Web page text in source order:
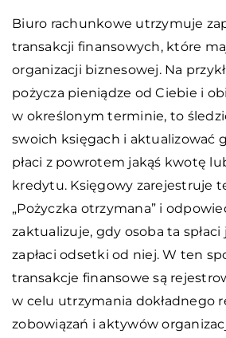
Biuro rachunkowe utrzymuje
transakcji finansowych, które
organizacji biznesowej. Na
pożycza pieniądze od Ciebie i
w określonym terminie, to
swoich księgach i aktualizować
płaci z powrotem jakąś kwotę
kredytu. Księgowy zarejestruje
„Pożyczka otrzymana” i
zaktualizuje, gdy osoba ta
zapłaci odsetki od niej. W ten
transakcje finansowe są
w celu utrzymania dokładnego
zobowiązań i aktywów